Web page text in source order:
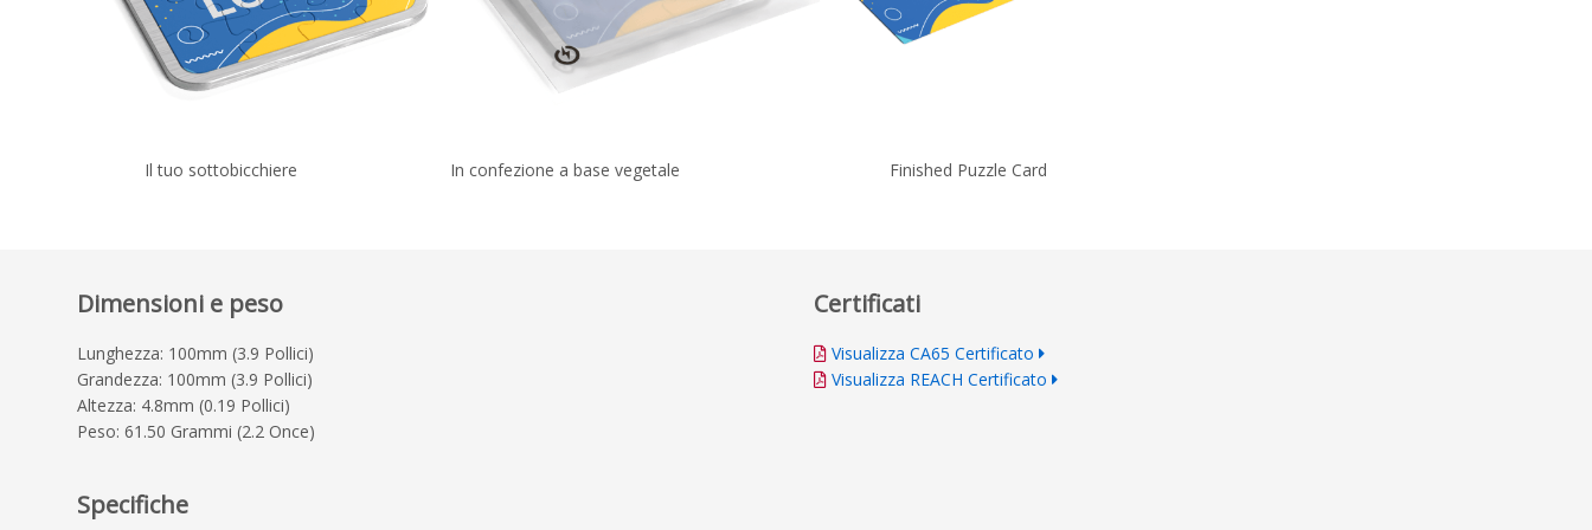
Il tuo sottobicchiere In confezione a base vegetale Finished Puzzle Card
Dimensioni e peso
Lunghezza: 100mm (3.9 Pollici)
Grandezza: 100mm (3.9 Pollici)
Altezza: 4.8mm (0.19 Pollici)
Peso: 61.50 Grammi (2.2 Once)
Certificati
Visualizza CA65 Certificato
Visualizza REACH Certificato
Specifiche